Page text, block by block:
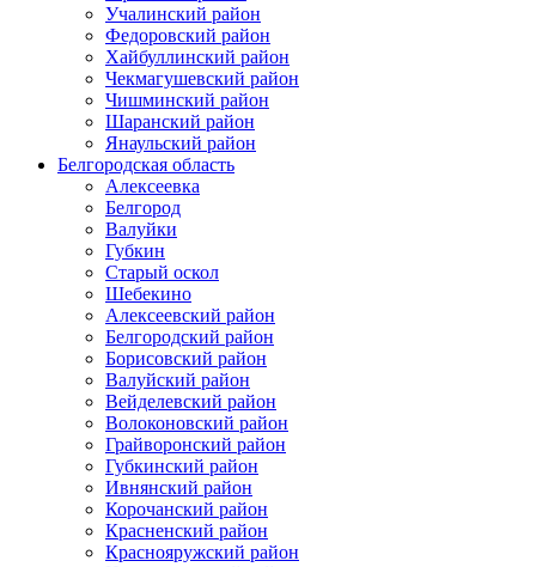
Учалинский район
Федоровский район
Хайбуллинский район
Чекмагушевский район
Чишминский район
Шаранский район
Янаульский район
Белгородская область
Алексеевка
Белгород
Валуйки
Губкин
Старый оскол
Шебекино
Алексеевский район
Белгородский район
Борисовский район
Валуйский район
Вейделевский район
Волоконовский район
Грайворонский район
Губкинский район
Ивнянский район
Корочанский район
Красненский район
Краснояружский район